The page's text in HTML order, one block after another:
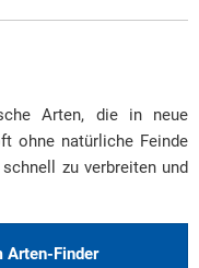
Arten, die in neue
ohne natürliche Feinde
zu verbreiten und
Arten-Finder